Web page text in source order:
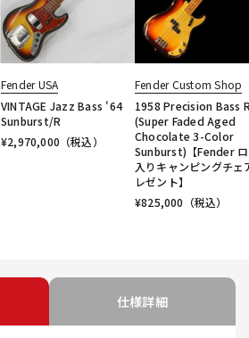
Fender USA
VINTAGE Jazz Bass '64
Sunburst/R
¥2,970,000 （税込）
Fender Custom Shop
1958 Precision Bass
(Super Faded Aged
Chocolate 3-Color
Sunburst)【Fender
入りキャンピングチェ
レゼント】
¥825,000 （税込）
仕様詳細